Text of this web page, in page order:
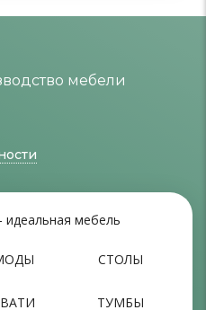
мебели
мебель
СТОЛЫ
ТУМБЫ